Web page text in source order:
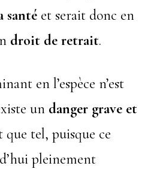
santé et serait donc en
droit de retrait.
en l’espèce n’est
un danger grave et
que tel, puisque ce
pleinement